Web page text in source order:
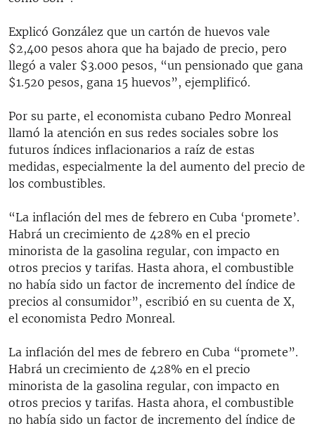
Explicó González que un cartón de huevos vale
$2,400 pesos ahora que ha bajado de precio, pero
llegó a valer $3.000 pesos, “un pensionado que gana
$1.520 pesos, gana 15 huevos”, ejemplificó.
Por su parte, el economista cubano Pedro Monreal
llamó la atención en sus redes sociales sobre los
futuros índices inflacionarios a raíz de estas
medidas, especialmente la del aumento del precio de
los combustibles.
“La inflación del mes de febrero en Cuba ‘promete’.
Habrá un crecimiento de 428% en el precio
minorista de la gasolina regular, con impacto en
otros precios y tarifas. Hasta ahora, el combustible
no había sido un factor de incremento del índice de
precios al consumidor”, escribió en su cuenta de X,
el economista Pedro Monreal.
La inflación del mes de febrero en Cuba “promete”.
Habrá un crecimiento de 428% en el precio
minorista de la gasolina regular, con impacto en
otros precios y tarifas. Hasta ahora, el combustible
no había sido un factor de incremento del índice de